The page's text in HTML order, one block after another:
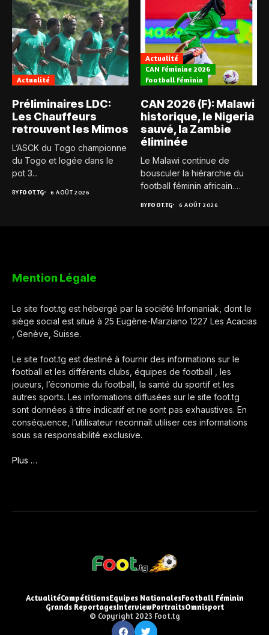
Actualité
Préliminaires LDC:
Les Chauffeurs
retrouvent les Mimos
L’ASCK du Togo championne
du Togo et logée dans le
pot 3...
BYFOOT.TG 6 AOÛT 2026
Actualité
CAN Féminine 2026
Football Féminin
CAN 2026 (F): Malawi
historique, le Nigeria
sauvé, la Zambie
éliminée
Le Malawi continue de
bousculer la hiérarchie du
football féminin africain.
BYFOOT.TG 6 AOÛT 2026
Mention Légale
Le site foot.tg est hébergé par la société Infomaniak, dont le
siège social est situé à 25 Eugène-Marziano 1227 Les Acacias
, Genève, Suisse.
Le site foot.tg est destiné à fournir des informations sur le
football et les différents clubs, équipes de football , les
joueurs, l’économie du football, la santé du sportif et les
autres sports. Les informations diffusées sur le site foot.tg
sont données à titre indicatif et ne sont pas exhaustives. En
conséquence, l’utilisateur reconnaît utiliser ces informations
sous sa responsabilité exclusive.
Plus …
ActualitéCompétitionsEquipes NationalesFootball Féminin
Grands ReportagesInterviewPortraitsOmnisport
© Copyright 2023 Foot.tg